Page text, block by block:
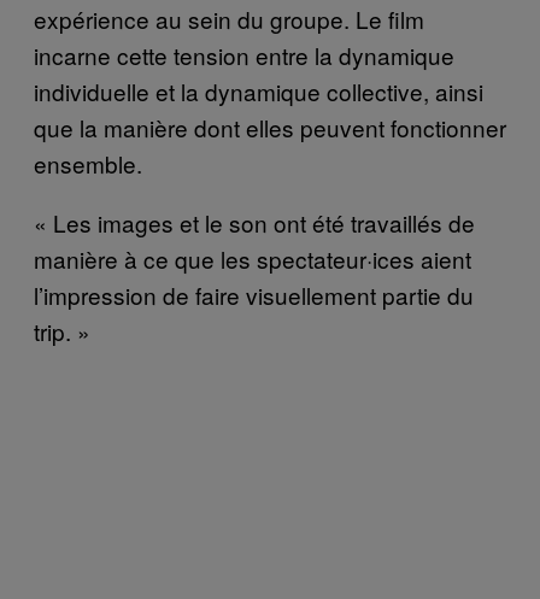
expérience au sein du groupe. Le film
incarne cette tension entre la dynamique
individuelle et la dynamique collective, ainsi
que la manière dont elles peuvent fonctionner
ensemble.
« Les images et le son ont été travaillés de
manière à ce que les spectateur·ices aient
l’impression de faire visuellement partie du
trip. »